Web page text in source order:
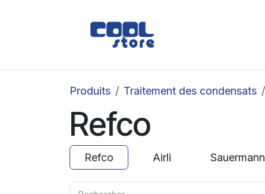
Produits Traitement des condensats
Refco
Refco Airli Sauermann